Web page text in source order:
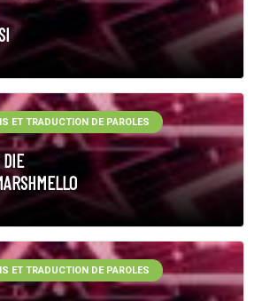
ET TRADUCTION DE PAROLES
ET TRADUCTION DE PAROLES